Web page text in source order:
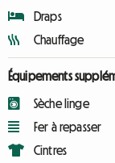
Draps
Chauffage
Équipements
Sèche linge
Fer à repasser
Cintres